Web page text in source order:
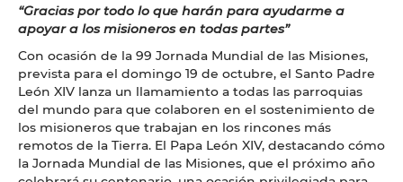
“Gracias por todo lo que harán para ayudarme a
apoyar a los misioneros en todas partes”
Con ocasión de la 99 Jornada Mundial de las Misiones,
prevista para el domingo 19 de octubre, el Santo Padre
León XIV lanza un llamamiento a todas las parroquias
del mundo para que colaboren en el sostenimiento de
los misioneros que trabajan en los rincones más
remotos de la Tierra. El Papa León XIV, destacando cómo
la Jornada Mundial de las Misiones, que el próximo año